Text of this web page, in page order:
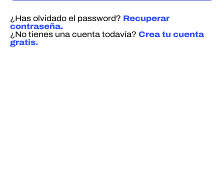
¿Has olvidado el password? Recuperar
contraseña.
¿No tienes una cuenta todavía? Crea tu cuenta
gratis.